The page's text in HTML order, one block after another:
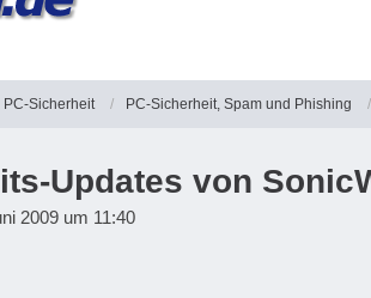
PC-Sicherheit PC-Sicherheit, Spam und Phishing
Updates von
2009 um 11:40